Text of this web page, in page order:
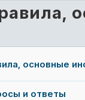
основные
и ответы